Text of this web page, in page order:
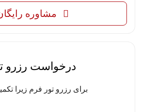
مشاوره
درخواست رزرو
برای رزرو تور فرم زیرا